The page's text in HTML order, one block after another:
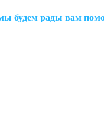
мы будем рады вам